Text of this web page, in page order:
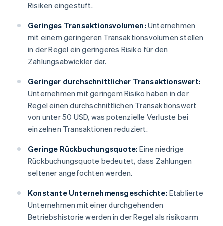
Risiken eingestuft.
Geringes Transaktionsvolumen: Unternehmen
mit einem geringeren Transaktionsvolumen stellen
in der Regel ein geringeres Risiko für den
Zahlungsabwickler dar.
Geringer durchschnittlicher Transaktionswert:
Unternehmen mit geringem Risiko haben in der
Regel einen durchschnittlichen Transaktionswert
von unter 50 USD, was potenzielle Verluste bei
einzelnen Transaktionen reduziert.
Geringe Rückbuchungsquote: Eine niedrige
Rückbuchungsquote bedeutet, dass Zahlungen
seltener angefochten werden.
Konstante Unternehmensgeschichte: Etablierte
Unternehmen mit einer durchgehenden
Betriebshistorie werden in der Regel als risikoarm